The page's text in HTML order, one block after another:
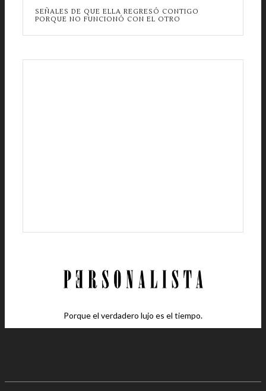
SEÑALES DE QUE ELLA REGRESÓ CONTIGO
PORQUE NO FUNCIONÓ CON EL OTRO
Porque el verdadero lujo es el tiempo.